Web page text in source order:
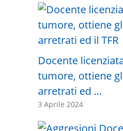
Docente
tumore, ottiene
arretrati ed …
3 Aprile 2024